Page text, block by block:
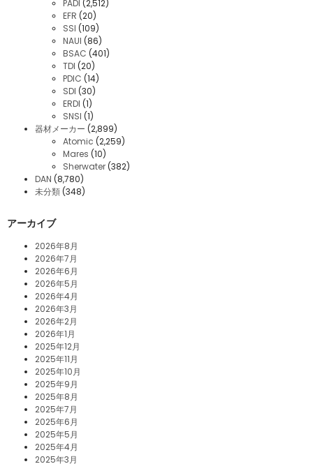
PADI (2,512)
EFR (20)
SSI (109)
NAUI (86)
BSAC (401)
TDI (20)
PDIC (14)
SDI (30)
ERDI (1)
SNSI (1)
器材メーカー (2,899)
Atomic (2,259)
Mares (10)
Sherwater (382)
DAN (8,780)
未分類 (348)
アーカイブ
2026年8月
2026年7月
2026年6月
2026年5月
2026年4月
2026年3月
2026年2月
2026年1月
2025年12月
2025年11月
2025年10月
2025年9月
2025年8月
2025年7月
2025年6月
2025年5月
2025年4月
2025年3月